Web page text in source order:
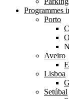
Programmes
Porto
Aveiro
Lisboa
Setúbal